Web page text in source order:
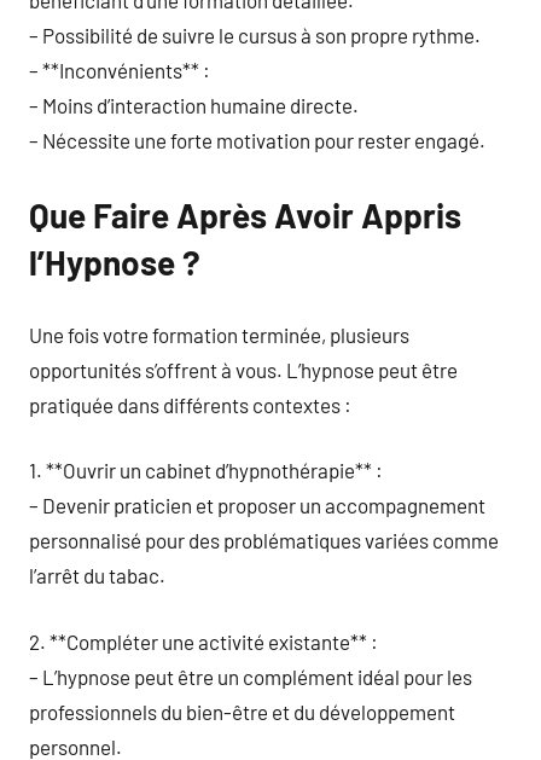
– Possibilité de suivre le cursus à son propre rythme.
– **Inconvénients** :
– Moins d’interaction humaine directe.
– Nécessite une forte motivation pour rester engagé.
Que Faire Après Avoir Appris
l’Hypnose ?
Une fois votre formation terminée, plusieurs
opportunités s’offrent à vous. L’hypnose peut être
pratiquée dans différents contextes :
1. **Ouvrir un cabinet d’hypnothérapie** :
– Devenir praticien et proposer un accompagnement
personnalisé pour des problématiques variées comme
l’arrêt du tabac.
2. **Compléter une activité existante** :
– L’hypnose peut être un complément idéal pour les
professionnels du bien-être et du développement
personnel.